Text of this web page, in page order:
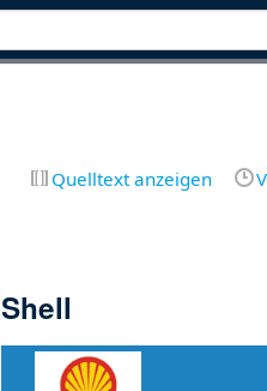
Quelltext anzeigen
Shell